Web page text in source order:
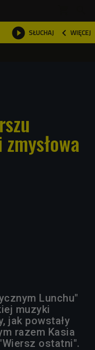
 SŁUCHAJ  WIĘCEJ

Lunchu"
muzyki
jak powstały
razem Kasia
ostatni".